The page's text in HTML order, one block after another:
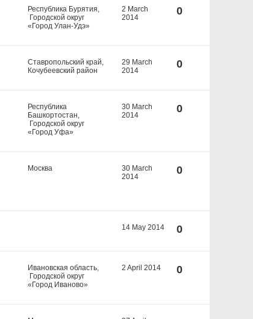
Республика Бурятия,
Городской округ
«Город Улан-Удэ»
2 March
2014
0
Ставропольский край,
Кочубеевский район
29 March
2014
0
Республика
Башкортостан,
Городской округ
«Город Уфа»
30 March
2014
0
Москва
30 March
2014
0
14 May 2014 0
Ивановская область,
Городской округ
«Город Иваново»
2 April 2014 0